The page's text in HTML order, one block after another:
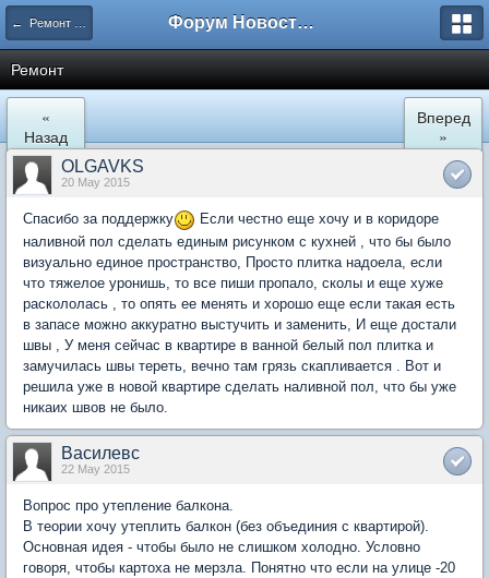
← Ремонт и обустройство Форум Новостройки
Ремонт
«
Назад
Вперед
»
OLGAVKS
20 May 2015
Спасибо за поддержку
Если честно еще хочу и в коридоре
наливной пол сделать единым рисунком с кухней , что бы было
визуально единое пространство, Просто плитка надоела, если
что тяжелое уронишь, то все пиши пропало, сколы и еще хуже
раскололась , то опять ее менять и хорошо еще если такая есть
в запасе можно аккуратно выстучить и заменить, И еще достали
швы , У меня сейчас в квартире в ванной белый пол плитка и
замучилась швы тереть, вечно там грязь скапливается . Вот и
решила уже в новой квартире сделать наливной пол, что бы уже
никаих швов не было.
Василевс
22 May 2015
Вопрос про утепление балкона.
В теории хочу утеплить балкон (без объединия с квартирой).
Основная идея - чтобы было не слишком холодно. Условно
говоря, чтобы картоха не мерзла. Понятно что если на улице -20